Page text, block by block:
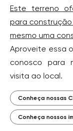
Este terreno
para
mesmo uma
Aproveite essa
conosco para
visita ao local.
Conheça nossas
Conheça nossos